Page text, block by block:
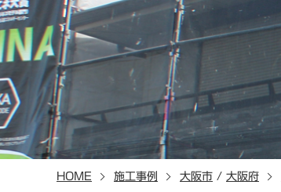
HOME 施工事例 大阪市 / 大阪府